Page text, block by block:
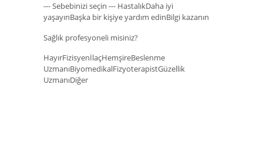
--- Sebebinizi seçin --- HastalıkDaha iyi
yaşayınBaşka bir kişiye yardım edinBilgi kazanın
Sağlık profesyoneli misiniz?
HayırFizisyenİlaçHemşireBeslenme
UzmanıBiyomedikalFizyoterapistGüzellik
UzmanıDiğer